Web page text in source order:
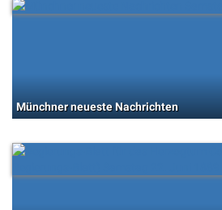
Münchner neueste Nachrichten